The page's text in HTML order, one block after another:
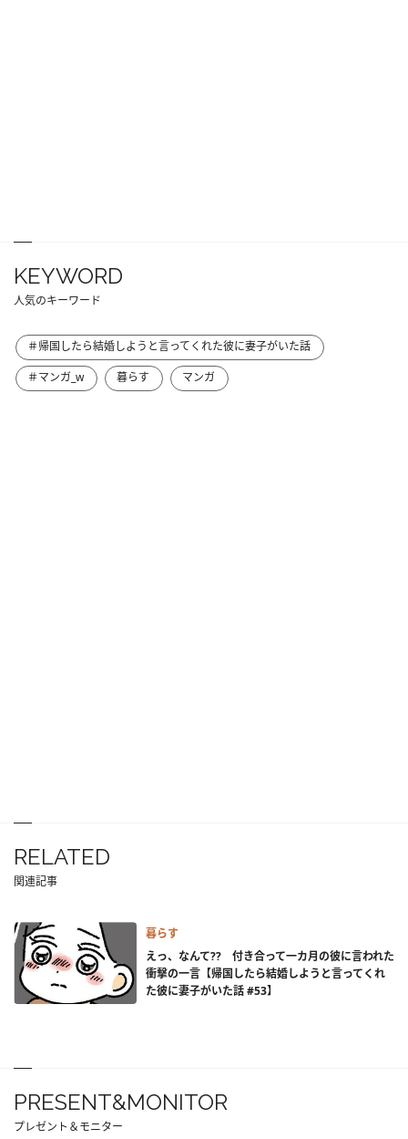
KEYWORD
人気のキーワード
＃帰国したら結婚しようと言ってくれた彼に妻子がいた話
＃マンガ_w
暮らす マンガ
RELATED
関連記事
暮らす
えっ、なんて?? 付き合って一カ月の彼に言われた
衝撃の一言【帰国したら結婚しようと言ってくれ
た彼に妻子がいた話 #53】
PRESENT&MONITOR
プレゼント＆モニター